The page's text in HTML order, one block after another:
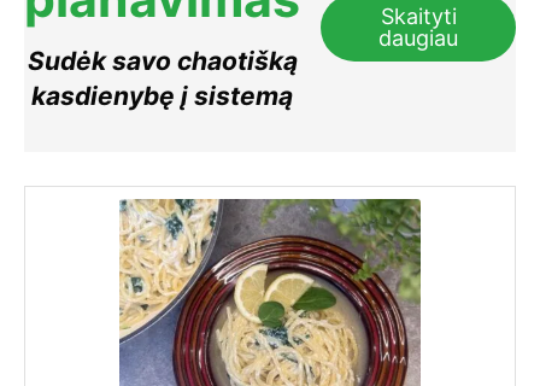
Sudėk savo chaotišką
kasdienybę į sistemą
Skaityti
daugiau